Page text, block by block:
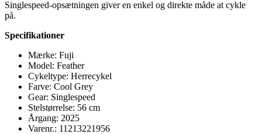
Singlespeed-opsætningen giver en enkel og direkte måde at cykle
på.
Specifikationer
Mærke: Fuji
Model: Feather
Cykeltype: Herrecykel
Farve: Cool Grey
Gear: Singlespeed
Stelstørrelse: 56 cm
Årgang: 2025
Varenr.: 11213221956